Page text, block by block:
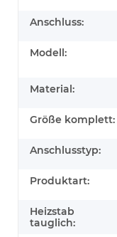
Anschluss:
Modell:
Material:
Größe komplett:
Anschlusstyp:
Produktart:
Heizstab
tauglich: